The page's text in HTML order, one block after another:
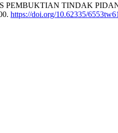
PEMBUKTIAN TINDAK
https://doi.org/10.62335/6553tw61